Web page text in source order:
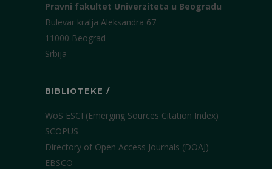
Pravni fakultet Univerziteta u Beogradu
Bulevar kralja Aleksandra 67
11000 Beograd
Srbija
BIBLIOTEKE /
WoS ESCI (Emerging Sources Citation Index)
SCOPUS
Directory of Open Access Journals (DOAJ)
EBSCO